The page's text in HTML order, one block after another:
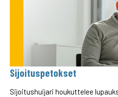
Sijoituspetokset
Sijoitushuijari houkuttelee